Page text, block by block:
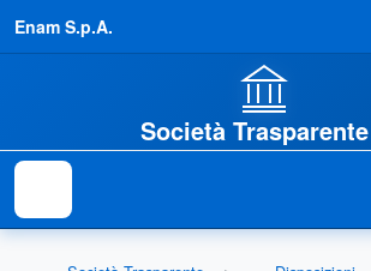
Enam S.p.A.
Società Trasparente